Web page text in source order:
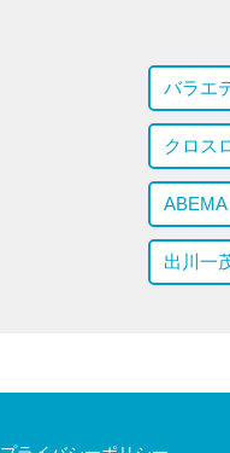
バラエ
クロス
ABEMA
出川一